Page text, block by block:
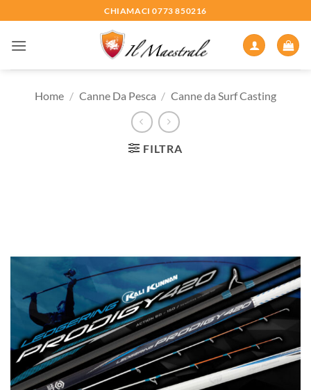
ai
contenuti
CHIAMACI 0773 850216
Home / Canne Da Pesca / Canne da Surf Casting
FILTRA